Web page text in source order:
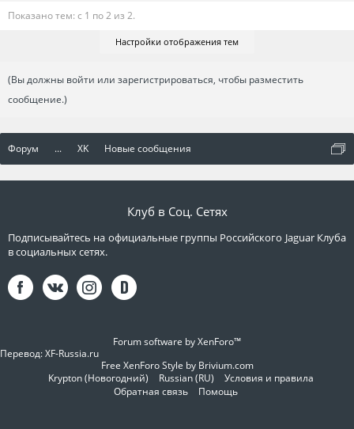
Показано тем: с 1 по 2 из 2.
Настройки отображения тем
(Вы должны войти или зарегистрироваться, чтобы разместить
сообщение.)
Форум ... XK Новые сообщения
Клуб в Соц. Сетях
Подписывайтесь на официальные группы Российского Jaguar Клуба
в социальных сетях.
Forum software by XenForo™
Перевод:XF-Russia.ru
Free XenForo Style by Brivium.com
Krypton (Новогодний)
Russian (RU)
Условия и правила
Обратная связь
Помощь